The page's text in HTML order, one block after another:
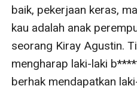
baik, pekerjaan keras,
kau adalah anak
seorang Kiray Agustin.
mengharap laki-laki
berhak mendapatkan